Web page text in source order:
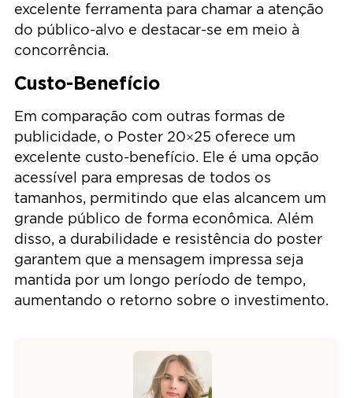
excelente ferramenta para chamar a atenção
do público-alvo e destacar-se em meio à
concorrência.
Custo-Benefício
Em comparação com outras formas de
publicidade, o Poster 20×25 oferece um
excelente custo-benefício. Ele é uma opção
acessível para empresas de todos os
tamanhos, permitindo que elas alcancem um
grande público de forma econômica. Além
disso, a durabilidade e resistência do poster
garantem que a mensagem impressa seja
mantida por um longo período de tempo,
aumentando o retorno sobre o investimento.